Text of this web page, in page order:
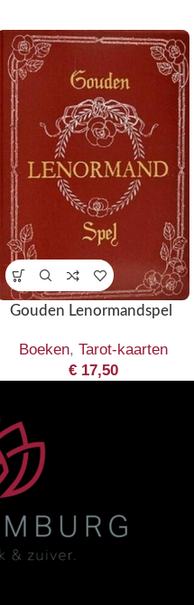
Gouden Lenormandspel
Boeken, Tarot-kaarten
€17,50